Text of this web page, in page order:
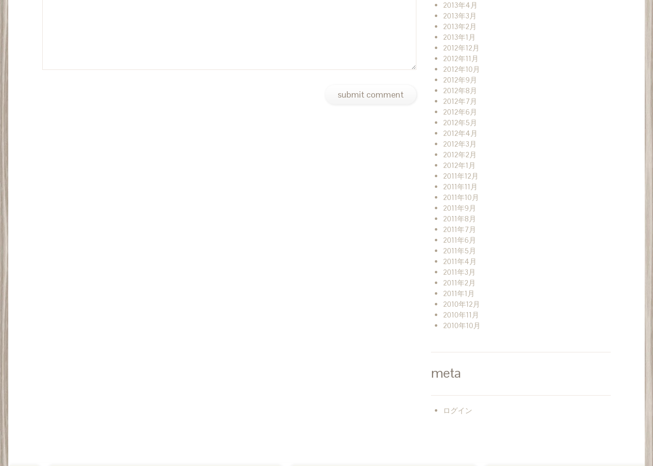
2013年4月
2013年3月
2013年2月
2013年1月
2012年12月
2012年11月
2012年10月
2012年9月
2012年8月
2012年7月
2012年6月
2012年5月
2012年4月
2012年3月
2012年2月
2012年1月
2011年12月
2011年11月
2011年10月
2011年9月
2011年8月
2011年7月
2011年6月
2011年5月
2011年4月
2011年3月
2011年2月
2011年1月
2010年12月
2010年11月
2010年10月
meta
ログイン